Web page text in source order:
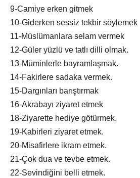
9-Camiye erken gitmek
10-Giderken sessiz tekbir söylemek
11-Müslümanlara selam vermek
12-Güler yüzlü ve tatlı dilli olmak.
13-Müminlerle bayramlaşmak.
14-Fakirlere sadaka vermek.
15-Dargınları barıştırmak
16-Akrabayı ziyaret etmek
18-Ziyarette hediye götürmek.
19-Kabirleri ziyaret etmek.
20-Misafirlere ikram etmek.
21-Çok dua ve tevbe etmek.
22-Sevindiğini belli etmek.